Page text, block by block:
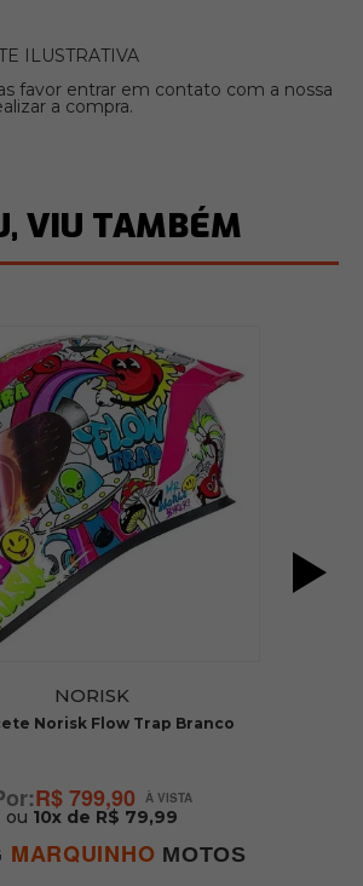
ILUSTRATIVA
favor entrar em contato com a nossa
a compra.
VIU TAMBÉM
NORISK
Norisk Flow Trap Branco
R$ 799,90
ou 10x de R$ 79,99
MARQUINHO MOTOS